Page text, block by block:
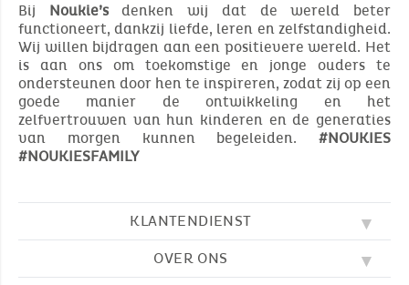
Bij Noukie’sdenken wij dat de wereld beter
functioneert, dankzij liefde, leren en zelfstandigheid.
Wij willen bijdragen aan een positievere wereld. Het
is aan ons om toekomstige en jonge ouders te
ondersteunen door hen te inspireren, zodat zij op een
goede manier de ontwikkeling en het
zelfvertrouwen van hun kinderen en de generaties
van morgen kunnen begeleiden. #NOUKIES
#NOUKIESFAMILY
KLANTENDIENST
FAQ
OVER ONS